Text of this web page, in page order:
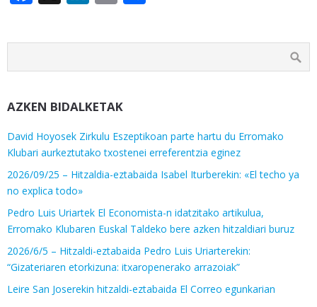
AZKEN BIDALKETAK
David Hoyosek Zirkulu Eszeptikoan parte hartu du Erromako
Klubari aurkeztutako txostenei erreferentzia eginez
2026/09/25 – Hitzaldia-eztabaida Isabel Iturberekin: «El techo ya
no explica todo»
Pedro Luis Uriartek El Economista-n idatzitako artikulua,
Erromako Klubaren Euskal Taldeko bere azken hitzaldiari buruz
2026/6/5 – Hitzaldi-eztabaida Pedro Luis Uriarterekin:
“Gizateriaren etorkizuna: itxaropenerako arrazoiak”
Leire San Joserekin hitzaldi-eztabaida El Correo egunkarian